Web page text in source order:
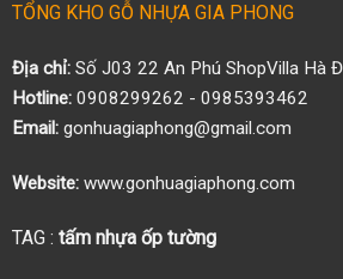
TỔNG KHO GỖ NHỰA GIA PHONG
Địa chỉ:Số J03 22 An Phú ShopVilla Hà
Hotline:0908299262 - 0985393462
Email:gonhuagiaphong@gmail.com
Website:www.gonhuagiaphong.com
TAG : tấm nhựa ốp tường